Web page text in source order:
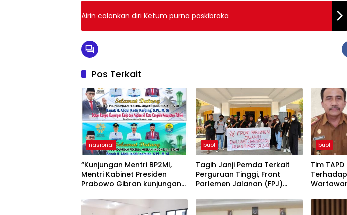
Airin calonkan diri Ketum purna paskibraka
Pos Terkait
nasional
“Kunjungan Mentri BP2MI,
Mentri Kabinet Presiden
Prabowo Gibran kunjungan
Dampal Selatan”
buol
Tagih Janji Pemda Terkait
Perguruan Tinggi, Front
Parlemen Jalanan (FPJ)
Buol
buol
Tim
Jurnalis